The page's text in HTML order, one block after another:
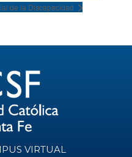
de la Discapacidad
VIRTUAL